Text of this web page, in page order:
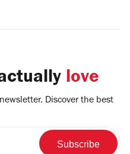
love
Discover the best